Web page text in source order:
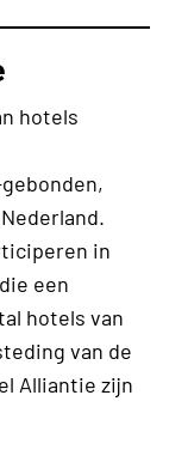
hotels
in
een
hotels van
van de
Alliantie zijn